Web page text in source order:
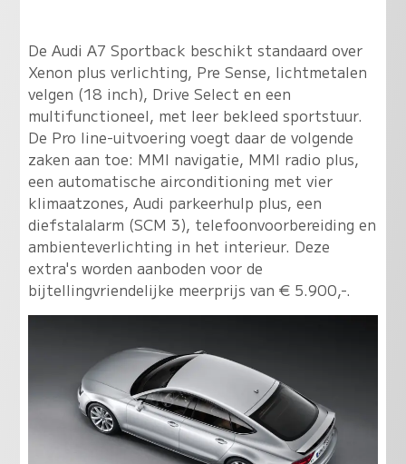
De Audi A7 Sportback beschikt standaard over
Xenon plus verlichting, Pre Sense, lichtmetalen
velgen (18 inch), Drive Select en een
multifunctioneel, met leer bekleed sportstuur.
De Pro line-uitvoering voegt daar de volgende
zaken aan toe: MMI navigatie, MMI radio plus,
een automatische airconditioning met vier
klimaatzones, Audi parkeerhulp plus, een
diefstalalarm (SCM 3), telefoonvoorbereiding en
ambienteverlichting in het interieur. Deze
extra's worden aanboden voor de
bijtellingvriendelijke meerprijs van € 5.900,-.